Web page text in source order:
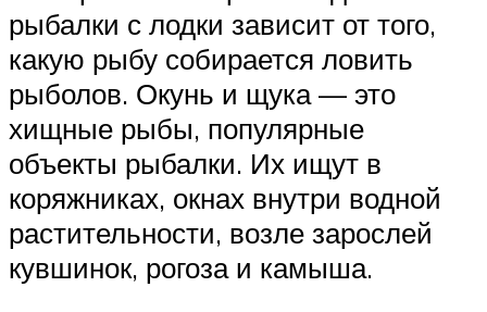
рыбалки с лодки зависит от того,
какую рыбу собирается ловить
рыболов. Окунь и щука — это
хищные рыбы, популярные
объекты рыбалки. Их ищут в
коряжниках, окнах внутри водной
растительности, возле зарослей
кувшинок, рогоза и камыша.